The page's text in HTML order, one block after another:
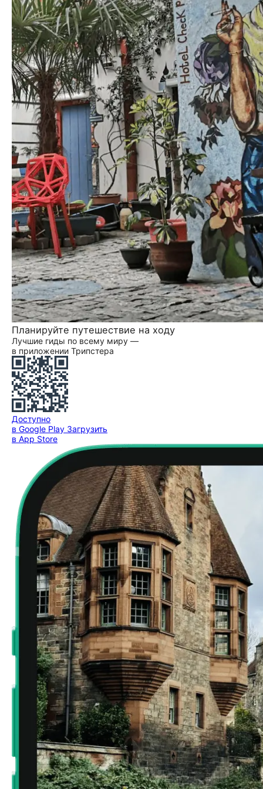
Планируйте путешествие на ходу
Лучшие гиды по всему миру —
в приложении Трипстера
Доступно
в Google Play Загрузить
в App Store